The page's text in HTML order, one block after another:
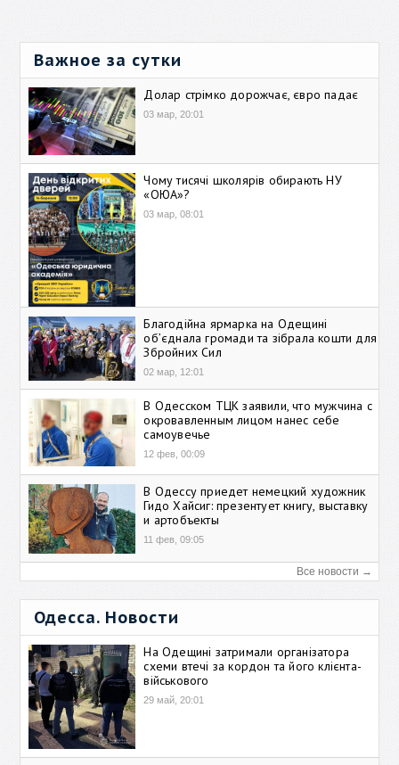
Важное за сутки
Долар стрімко дорожчає, євро падає
03 мар, 20:01
Чому тисячі школярів обирають НУ
«ОЮА»?
03 мар, 08:01
Благодійна ярмарка на Одещині
об’єднала громади та зібрала кошти для
Збройних Сил
02 мар, 12:01
В Одесском ТЦК заявили, что мужчина с
окровавленным лицом нанес себе
самоувечье
12 фев, 00:09
В Одессу приедет немецкий художник
Гидо Хайсиг: презентует книгу, выставку
и артобъекты
11 фев, 09:05
Все новости →
Одесса. Новости
На Одещині затримали організатора
схеми втечі за кордон та його клієнта-
військового
29 май, 20:01